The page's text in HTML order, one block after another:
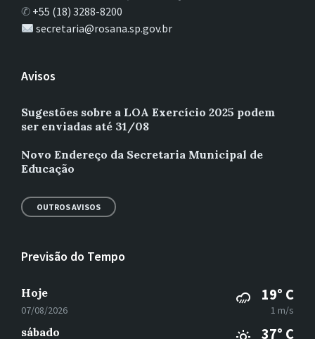
✆ +55 (18) 3288-8200
secretaria@rosana.sp.gov.br
Avisos
Sugestões sobre a LOA Exercício 2025 podem
ser enviadas até 31/08
Novo Endereço da Secretaria Municipal de
Educação
OUTROS AVISOS
Previsão do Tempo
Hoje
07/08/2026
19° C
1 m/s
sábado 37° C